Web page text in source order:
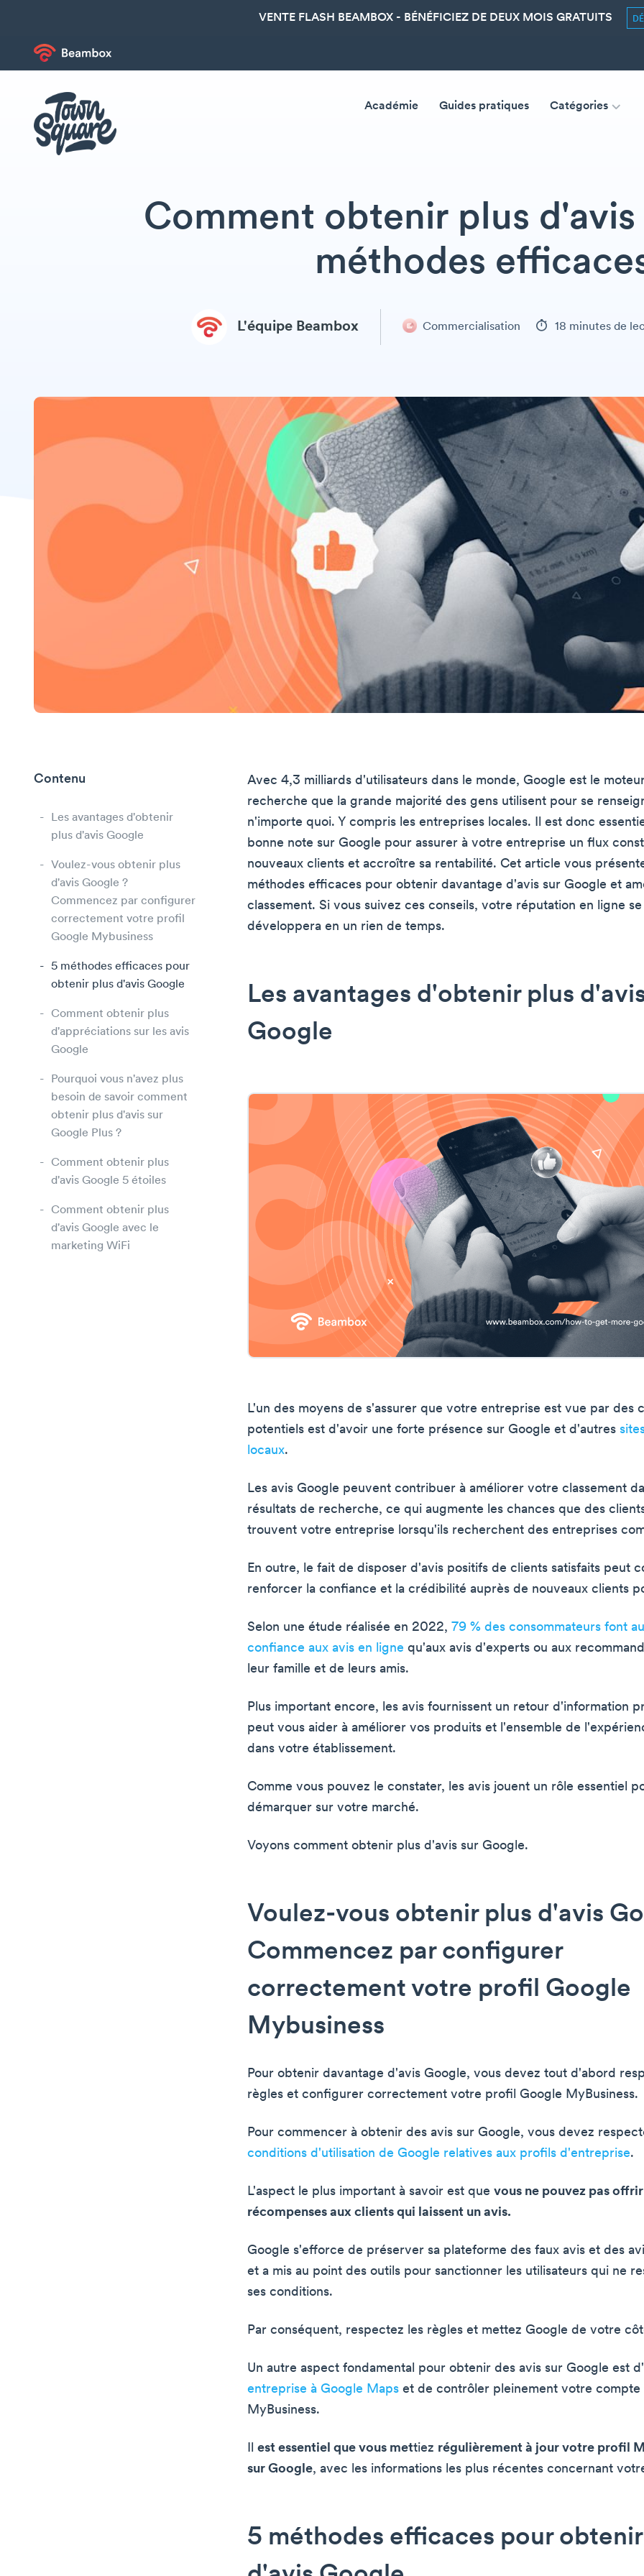
VENTE FLASH BEAMBOX - BÉNÉFICIEZ DE DEUX MOIS GRATUITS
Académie Guides pratiques Catégories
Comment obtenir plus
méthodes
L'équipe Beambox Commercialisation 18 minutes de
Contenu
Les avantages d'obtenir
plus d'avis Google
Voulez-vous obtenir plus
d'avis Google ?
Commencez par configurer
correctement votre profil
Google Mybusiness
5 méthodes efficaces pour
obtenir plus d'avis Google
Comment obtenir plus
d'appréciations sur les avis
Google
Pourquoi vous n'avez plus
besoin de savoir comment
obtenir plus d'avis sur
Google Plus ?
Comment obtenir plus
d'avis Google 5 étoiles
Comment obtenir plus
d'avis Google avec le
marketing WiFi
Avec 4,3 milliards d'utilisateurs dans le monde, Google est le
recherche que la grande majorité des gens utilisent pour se
n'importe quoi. Y compris les entreprises locales. Il est donc
bonne note sur Google pour assurer à votre entreprise un flux
nouveaux clients et accroître sa rentabilité. Cet article vous
méthodes efficaces pour obtenir davantage d'avis sur Google et
classement. Si vous suivez ces conseils, votre réputation en ligne se
développera en un rien de temps.
Les avantages d'obtenir plus
Google
L'un des moyens de s'assurer que votre entreprise est vue par des
potentiels est d'avoir une forte présence sur Google et d'autres
locaux.
Les avis Google peuvent contribuer à améliorer votre classement
résultats de recherche, ce qui augmente les chances que des
trouvent votre entreprise lorsqu'ils recherchent des entreprises
En outre, le fait de disposer d'avis positifs de clients satisfaits peut
renforcer la confiance et la crédibilité auprès de nouveaux clients
Selon une étude réalisée en 2022, 79 % des consommateurs font
confiance aux avis en ligne qu'aux avis d'experts ou aux
leur famille et de leurs amis.
Plus important encore, les avis fournissent un retour d'information
peut vous aider à améliorer vos produits et l'ensemble de
dans votre établissement.
Comme vous pouvez le constater, les avis jouent un rôle essentiel
démarquer sur votre marché.
Voyons comment obtenir plus d'avis sur Google.
Voulez-vous obtenir plus d'avis
Commencez par configurer
correctement votre profil Google
Mybusiness
Pour obtenir davantage d'avis Google, vous devez tout d'abord
règles et configurer correctement votre profil Google MyBusiness.
Pour commencer à obtenir des avis sur Google, vous devez
conditions d'utilisation de Google relatives aux profils d'entreprise.
L'aspect le plus important à savoir est que vous ne pouvez pas
récompenses aux clients qui laissent un avis.
Google s'efforce de préserver sa plateforme des faux avis et des
et a mis au point des outils pour sanctionner les utilisateurs qui ne
ses conditions.
Par conséquent, respectez les règles et mettez Google de votre
Un autre aspect fondamental pour obtenir des avis sur Google est d'
entreprise à Google Maps et de contrôler pleinement votre compte
MyBusiness.
Il est essentiel que vous mettiez régulièrement à jour votre profil
sur Google, avec les informations les plus récentes concernant
5 méthodes efficaces pour